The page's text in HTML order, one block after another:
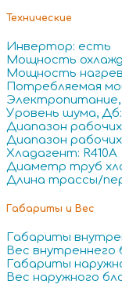
Технические
Инвертор: есть
Мощность
Мощность
Потребляемая
Электропитание,
Уровень шума,
Диапазон
Диапазон
Хладагент: R410A
Диаметр труб
Длина трассы/
Габариты и Вес
Габариты
Вес внутреннего
Габариты
Вес наружного